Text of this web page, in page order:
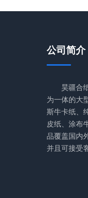
公司简介
昊疆合
为一体的大
斯牛卡纸、
皮纸、涂布
品覆盖国内
并且可接受